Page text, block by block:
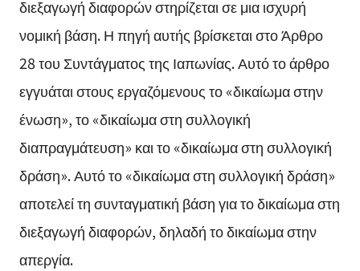
διεξαγωγή διαφορών στηρίζεται σε μια ισχυρή
νομική βάση. Η πηγή αυτής βρίσκεται στο Άρθρο
28 του Συντάγματος της Ιαπωνίας. Αυτό το άρθρο
εγγυάται στους εργαζόμενους το «δικαίωμα στην
ένωση», το «δικαίωμα στη συλλογική
διαπραγμάτευση» και το «δικαίωμα στη συλλογική
δράση». Αυτό το «δικαίωμα στη συλλογική δράση»
αποτελεί τη συνταγματική βάση για το δικαίωμα στη
διεξαγωγή διαφορών, δηλαδή το δικαίωμα στην
απεργία.